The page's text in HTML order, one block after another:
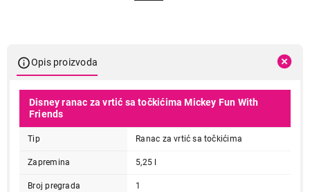
Opis proizvoda
Disney ranac za vrtić sa točkićima Mickey Fun With
Friends
Tip Ranac za vrtić sa točkićima
Zapremina 5,25 l
Broj pregrada 1